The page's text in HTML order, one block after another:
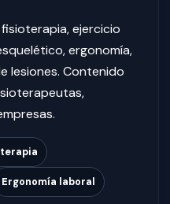
ejercicio
ergonomía,
lesiones. Contenido
Ergonomía laboral